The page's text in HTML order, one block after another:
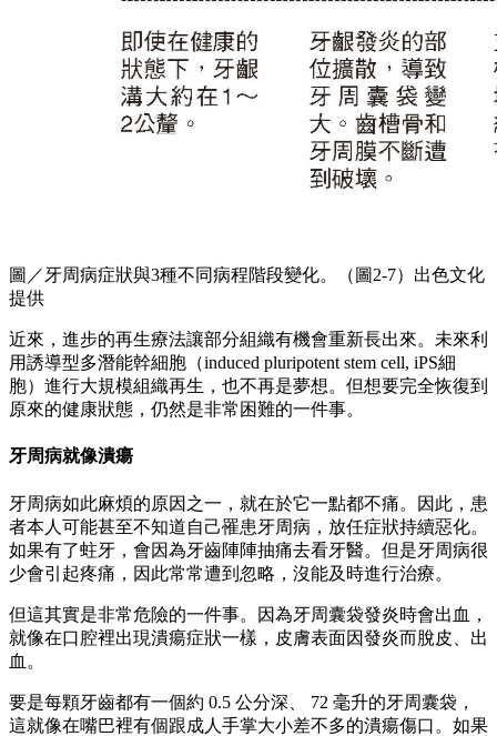
圖／牙周病症狀與3種不同病程階段變化。（圖2-7）出色文化
提供
近來，進步的再生療法讓部分組織有機會重新長出來。未來利
用誘導型多潛能幹細胞（induced pluripotent stem cell, iPS細
胞）進行大規模組織再生，也不再是夢想。但想要完全恢復到
原來的健康狀態，仍然是非常困難的一件事。
牙周病就像潰瘍
牙周病如此麻煩的原因之一，就在於它一點都不痛。因此，患
者本人可能甚至不知道自己罹患牙周病，放任症狀持續惡化。
如果有了蛀牙，會因為牙齒陣陣抽痛去看牙醫。但是牙周病很
少會引起疼痛，因此常常遭到忽略，沒能及時進行治療。
但這其實是非常危險的一件事。因為牙周囊袋發炎時會出血，
就像在口腔裡出現潰瘍症狀一樣，皮膚表面因發炎而脫皮、出
血。
要是每顆牙齒都有一個約 0.5 公分深、 72 毫升的牙周囊袋，
這就像在嘴巴裡有個跟成人手掌大小差不多的潰瘍傷口。如果